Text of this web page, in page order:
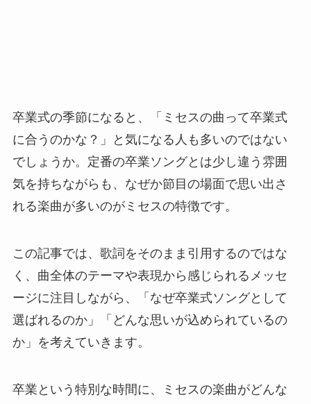
卒業式の季節になると、「ミセスの曲って卒業式
に合うのかな？」と気になる人も多いのではない
でしょうか。定番の卒業ソングとは少し違う雰囲
気を持ちながらも、なぜか節目の場面で思い出さ
れる楽曲が多いのがミセスの特徴です。
この記事では、歌詞をそのまま引用するのではな
く、曲全体のテーマや表現から感じられるメッセ
ージに注目しながら、「なぜ卒業式ソングとして
選ばれるのか」「どんな思いが込められているの
か」を考えていきます。
卒業という特別な時間に、ミセスの楽曲がどんな